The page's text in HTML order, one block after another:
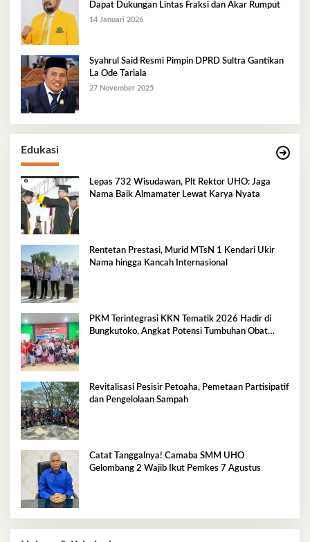
Dapat Dukungan Lintas Fraksi dan Akar Rumput
14 Januari 2026
Syahrul Said Resmi Pimpin DPRD Sultra Gantikan
La Ode Tariala
27 November 2025
Edukasi
Lepas 732 Wisudawan, Plt Rektor UHO: Jaga
Nama Baik Almamater Lewat Karya Nyata
Rentetan Prestasi, Murid MTsN 1 Kendari Ukir
Nama hingga Kancah Internasional
PKM Terintegrasi KKN Tematik 2026 Hadir di
Bungkutoko, Angkat Potensi Tumbuhan Obat
Revitalisasi Pesisir Petoaha, Pemetaan Partisipatif
dan Pengelolaan Sampah
Catat Tanggalnya! Camaba SMM UHO
Gelombang 2 Wajib Ikut Pemkes 7 Agustus